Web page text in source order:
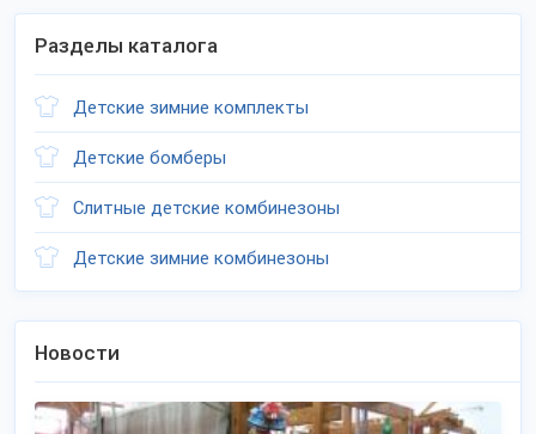
Разделы каталога
Детские зимние комплекты
Детские бомберы
Слитные детские комбинезоны
Детские зимние комбинезоны
Новости